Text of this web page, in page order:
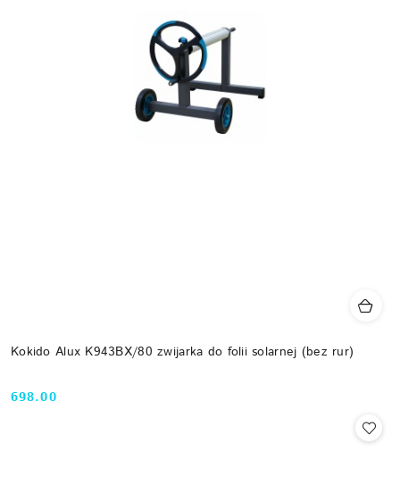
Kokido Alux K943BX/80 zwijarka do folii solarnej (bez rur)
Cena:
698.00